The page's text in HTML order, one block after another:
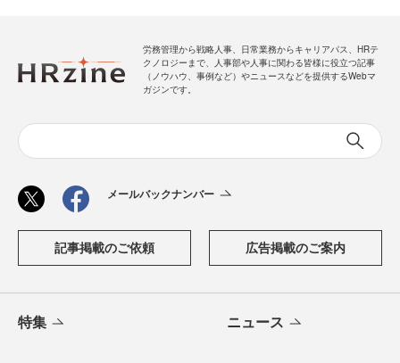
労務管理から戦略人事、日常業務からキャリアパス、HRテ
クノロジーまで、人事部や人事に関わる皆様に役立つ記事
（ノウハウ、事例など）やニュースなどを提供するWebマ
ガジンです。
メールバックナンバー
記事掲載のご依頼 広告掲載のご案内
特集 ニュース